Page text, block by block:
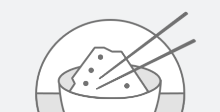
Rechercher